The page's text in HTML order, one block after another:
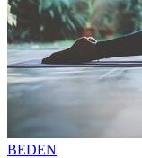
BEDEN